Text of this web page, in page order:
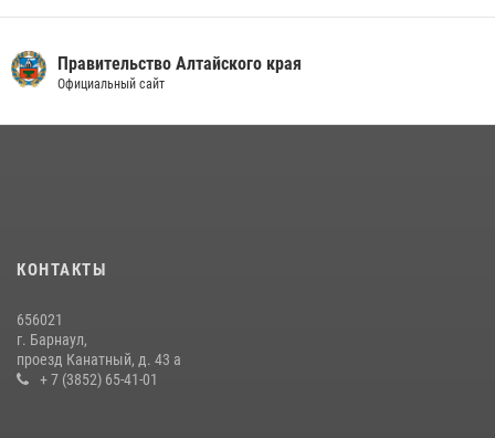
Правительство Алтайского края
Официальный сайт
КОНТАКТЫ
656021
г. Барнаул,
проезд Канатный, д. 43 а
+ 7 (3852) 65-41-01